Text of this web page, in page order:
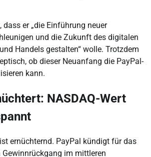
dass er „die Einführung neuer
und die Zukunft des digitalen
Handels gestalten“ wolle. Trotzdem
ob dieser Neuanfang die PayPal-
kann.
NASDAQ-Wert
ernüchternd. PayPal kündigt für das
Gewinnrückgang im mittleren